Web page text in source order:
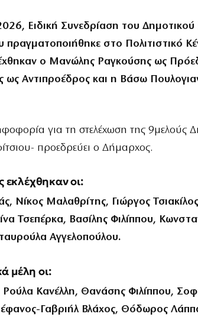
Ειδική Συνεδρίαση του Δημοτικού
πραγματοποιήθηκε στο Πολιτιστικό
ο Μανώλης Ραγκούσης ως
Αντιπροέδρος και η Βάσω
για τη στελέχωση της 9μελούς
προεδρεύει ο Δήμαρχος.
εκλέχθηκαν οι:
Νίκος Μαλαθρίτης, Γιώργος
Τσεπέρκα, Βασίλης Φιλίππου,
Αγγελοπούλου.
μέλη οι:
Ρούλα Κανέλλη, Θανάσης Φιλίππου,
Γαβριήλ Βλάχος, Θόδωρος